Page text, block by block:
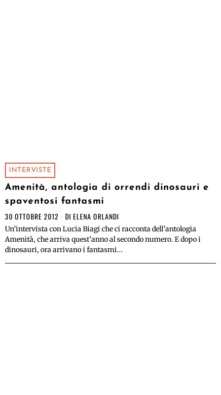
INTERVISTE
Amenità, antologia di orrendi dinosauri e
spaventosi fantasmi
30 OTTOBRE 2012 DI ELENA ORLANDI
Un’intervista con Lucia Biagi che ci racconta dell’antologia
Amenità, che arriva quest’anno al secondo numero. E dopo i
dinosauri, ora arrivano i fantasmi...